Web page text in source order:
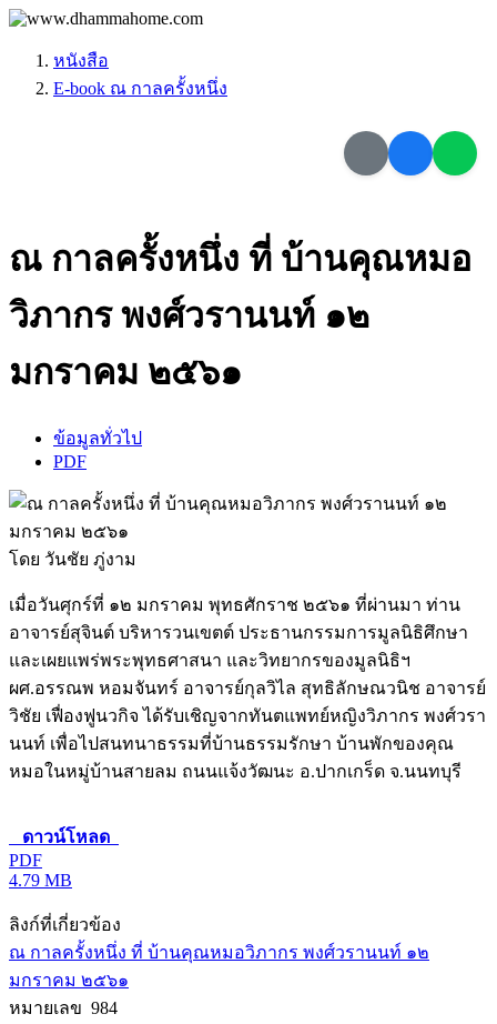
หนังสือ
E-book ณ กาลครั้งหนึ่ง
ณ กาลครั้งหนึ่ง ที่ บ้านคุณหมอ
วิภากร พงศ์วรานนท์ ๑๒
มกราคม ๒๕๖๑
ข้อมูลทั่วไป
PDF
โดย วันชัย ภู่งาม
เมื่อวันศุกร์ที่ ๑๒ มกราคม พุทธศักราช ๒๕๖๑ ที่ผ่านมา ท่าน
อาจารย์สุจินต์ บริหารวนเขตต์ ประธานกรรมการมูลนิธิศึกษา
และเผยแพร่พระพุทธศาสนา และวิทยากรของมูลนิธิฯ
ผศ.อรรณพ หอมจันทร์ อาจารย์กุลวิไล สุทธิลักษณวนิช อาจารย์
วิชัย เฟื่องฟูนวกิจ ได้รับเชิญจากทันตแพทย์หญิงวิภากร พงศ์วรา
นนท์ เพื่อไปสนทนาธรรมที่บ้านธรรมรักษา บ้านพักของคุณ
หมอในหมู่บ้านสายลม ถนนแจ้งวัฒนะ อ.ปากเกร็ด จ.นนทบุรี
ดาวน์โหลด
PDF
4.79 MB
ลิงก์ที่เกี่ยวข้อง
ณ กาลครั้งหนึ่ง ที่ บ้านคุณหมอวิภากร พงศ์วรานนท์ ๑๒
มกราคม ๒๕๖๑
หมายเลข 984